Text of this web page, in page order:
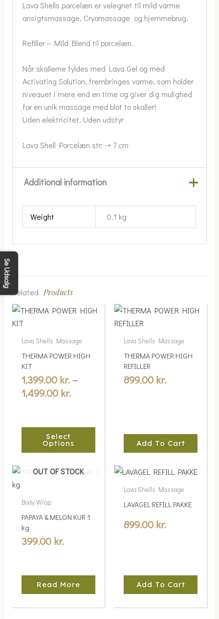
Lava Shells porcelæn er velegnet til mild varme
ansigtsmassage, Cryomassage og hjemmebrug.
Refiller – Mild Blend til porcelæn.
Når skallerne fyldes med Lava Gel og med
Activating Solution, frembringes varme, som holder
niveauet i mere end en time og giver dig mulighed
for en unik massage med blot to skaller!
Uden elektricitet. Uden udstyr
Lava Shell Porcelæn str: -+ 7 cm
Additional information
Weight 0.1 kg
Related Products
Lava Shells Massage
THERMA POWER HIGH
KIT
1,399.00 kr. –
1,499.00 kr.
Price
1,399.00 kr.
1,499.00 kr.
Select
Options
This
product
variants.
options
may
page
Lava Shells Massage
THERMA POWER HIGH
REFILLER
899.00 kr.
Add To Cart
OUT OF STOCK
Body Wrap
PAPAYA & MELON KUR 1
kg
399.00 kr.
Read More
Lava Shells Massage
LAVAGEL REFILL PAKKE
899.00 kr.
Add To Cart
Se Udsalg